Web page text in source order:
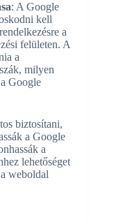
: A Google
kell
a
felületen. A
a
milyen
Google
biztosítani,
a Google
a
lehetőséget
weboldal